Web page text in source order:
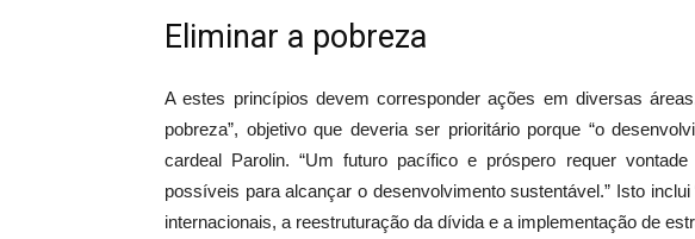
Eliminar a pobreza
A estes princípios devem corresponder ações em diversas
pobreza”, objetivo que deveria ser prioritário porque “o
cardeal Parolin. “Um futuro pacífico e próspero requer
possíveis para alcançar o desenvolvimento sustentável.” Isto
internacionais, a reestruturação da dívida e a implementação de